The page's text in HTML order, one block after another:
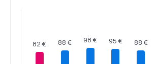
82 € 88 € 98 € 95 € 88 €